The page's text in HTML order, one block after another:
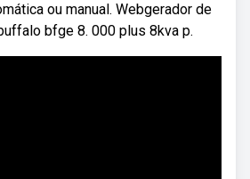
ou manual. Webgerador de
bfge 8. 000 plus 8kva p.